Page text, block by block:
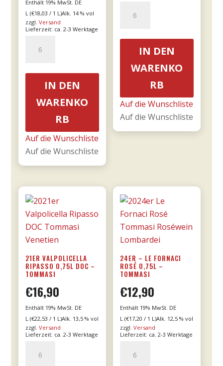
Preis
war:
ist:
Enthält 19% MwSt. DE
L (€18,03 / 1 L)Alk. 14 % vol
zzgl. Versand
Lieferzeit: ca. 2-3 Werktage
Franco
0,75l
IN DEN
WARENKO
RB
Auf die Wunschliste
Auf die Wunschliste
Giunco
MESAIN DEN
WARENKO
RB
Auf die Wunschliste
Auf die Wunschliste
21ER VALPOLICELLA
RIPASSO 0,75L DOC –
TOMMASI
€16,90
Enthält 19% MwSt. DE
L (€22,53 / 1 L)Alk. 13,5 % vol
zzgl. Versand
Lieferzeit: ca. 2-3 Werktage
Valpolicella
24ER – LE FORNACI
ROSÉ 0,75L –
TOMMASI
€12,90
Enthält 19% MwSt. DE
L (€17,20 / 1 L)Alk. 12,5 % vol
zzgl.Versand
Lieferzeit: ca. 2-3 Werktage